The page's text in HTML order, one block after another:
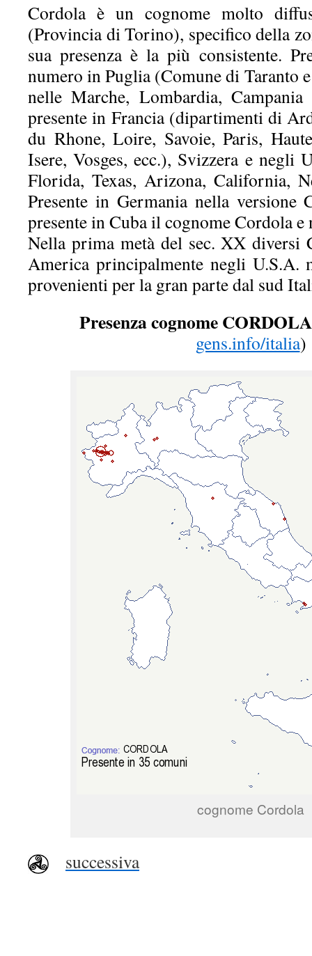
Cordola è un cognome molto
(Provincia di Torino), specifico della
sua presenza è la più consistente.
numero in Puglia (Comune di Taranto
nelle Marche, Lombardia,
presente in Francia (dipartimenti di
du Rhone, Loire, Savoie, Paris,
Isere, Vosges, ecc.), Svizzera e negli
Florida, Texas, Arizona, California,
Presente in Germania nella versione
presente in Cuba il cognome Cordola
Nella prima metà del sec. XX diversi
America principalmente negli U.S.A.
provenienti per la gran parte dal sud
Presenza cognome
gens.info/italia)
cognome Cordola
successiva